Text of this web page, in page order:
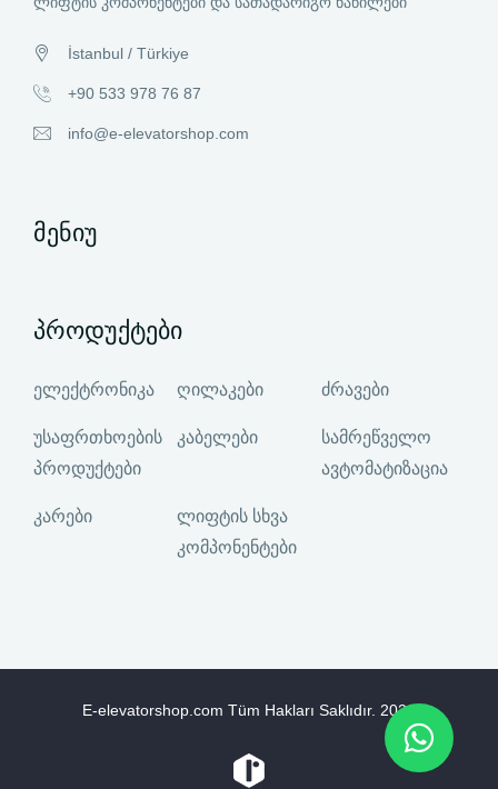
İstanbul / Türkiye
+90 533 978 76 87
info@e-elevatorshop.com
მენიუ
პროდუქტები
ელექტრონიკა ღილაკები ძრავები
უსაფრთხოების
პროდუქტები
კაბელები
სამრეწველო
ავტომატიზაცია
კარები
ლიფტის სხვა
კომპონენტები
E-elevatorshop.com Tüm Hakları Saklıdır. 2026